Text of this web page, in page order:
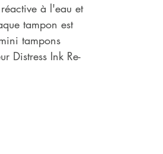
à l'eau et
tampon est
tampons
Distress Ink Re-